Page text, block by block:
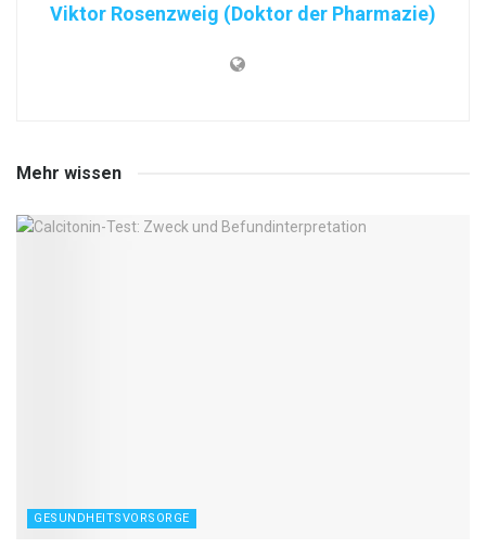
Viktor Rosenzweig (Doktor der Pharmazie)
Mehr wissen
GESUNDHEITSVORSORGE